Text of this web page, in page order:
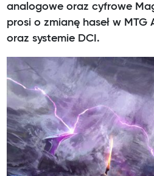
analogowe oraz cyfrowe
prosi o zmianę haseł w MTG
oraz systemie DCI.